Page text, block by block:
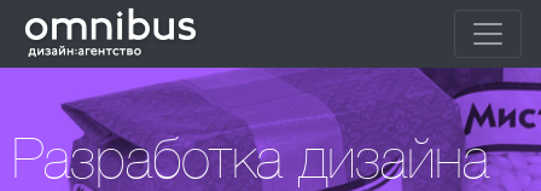
Разработка дизайна